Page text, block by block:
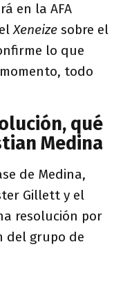
en la AFA
Xeneize sobre el
lo que
todo
qué
Medina
de Medina,
Gillett y el
resolución por
del grupo de